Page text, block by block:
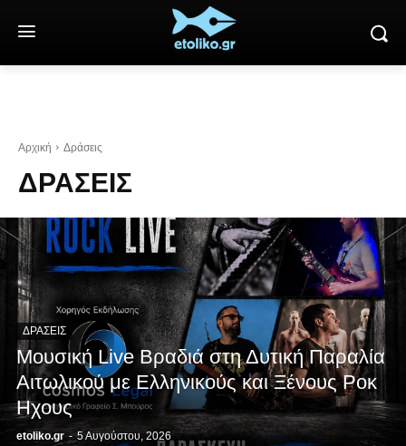
Αρχική Δράσεις
ΔΡΆΣΕΙΣ
ΔΡΆΣΕΙΣ
Μουσική Live Βραδιά στη Δυτική Παραλία
Αιτωλικού με Ελληνικούς και Ξένους Ροκ
Ηχους
etoliko.gr - 5 Αυγούστου, 2026